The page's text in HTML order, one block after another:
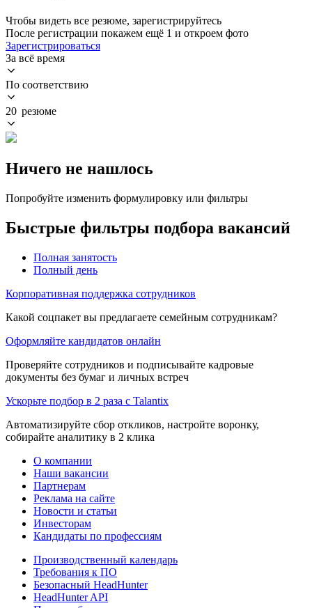
Чтобы видеть все резюме, зарегистрируйтесь
После регистрации покажем ещё 1 и откроем фото
Зарегистрироваться
За всё время
По соответствию
20 резюме
Ничего не нашлось
Попробуйте изменить формулировку или фильтры
Быстрые фильтры подбора вакансий
Полная занятость
Полный день
Корпоративная поддержка сотрудников
Какой соцпакет вы предлагаете семейным сотрудникам?
Оформляйте кандидатов онлайн
Проверяйте сотрудников и подписывайте кадровые
документы без бумаг и личных встреч
Ускорьте подбор в 2 раза с Talantix
Автоматизируйте сбор откликов, настройте воронку,
собирайте аналитику в 2 клика
О компании
Наши вакансии
Партнерам
Реклама на сайте
Новости и статьи
Инвесторам
Кандидаты по профессиям
Производственный календарь
Требования к ПО
Безопасный HeadHunter
HeadHunter API